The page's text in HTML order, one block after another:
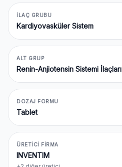
İLAÇ GRUBU
Kardiyovasküler Sistem
ALT GRUP
Renin-Anjiotensin Sistemi İlaçları
DOZAJ FORMU
Tablet
ÜRETICI FIRMA
INVENTIM